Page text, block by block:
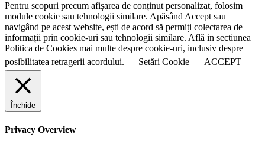
Pentru scopuri precum afișarea de conținut personalizat, folosim
module cookie sau tehnologii similare. Apăsând Accept sau
navigând pe acest website, ești de acord să permiți colectarea de
informații prin cookie-uri sau tehnologii similare. Află in sectiunea
Politica de Cookies mai multe despre cookie-uri, inclusiv despre
posibilitatea retragerii acordului.
Setări Cookie ACCEPT
Închide
Privacy Overview